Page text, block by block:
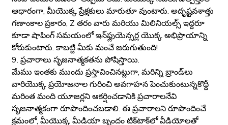
ఆధారంగా, మీయొక్క ప్రేక్షకులు మారుతూ వుంటారు. అదృష్టవశాత్తు
గణాంకాల ప్రకారం, Z తరం వారు మరియు మిలినియల్స్ ఇద్దరూ
కూడా షాపింగ్ సమయంలో ఇన్‌ఫ్లుయెన్సర్ల యొక్క అభిప్రాయాన్ని
కోరుకుంటారు. కాబట్టి మీకు మంచే జరుగుతుంది!
9. ప్రచారాలు సృజనాత్మకతను పోషిస్తాయి.
మేము ఇంతకు ముందు ప్రస్తావించినట్లుగా, మరిన్ని బ్రాండ్‌లు
వారియొక్క ప్రయోజనాల గురించి అవగాహన పెంచుకుంటున్నకొద్దీ
మరింత మంది యూజర్లని ఆకర్షించడానికి ప్రచారాలనేవి
సృజనాత్మకంగా రూపొందించబడాలి. ఈ ప్రచారాలని రూపొందించే
క్రమంలో, మీయొక్క మీడియా బృందం టిక్‌టాక్‌లో వీడియోలతో